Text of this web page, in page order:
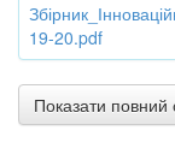
19-20.pdf
Показати повний